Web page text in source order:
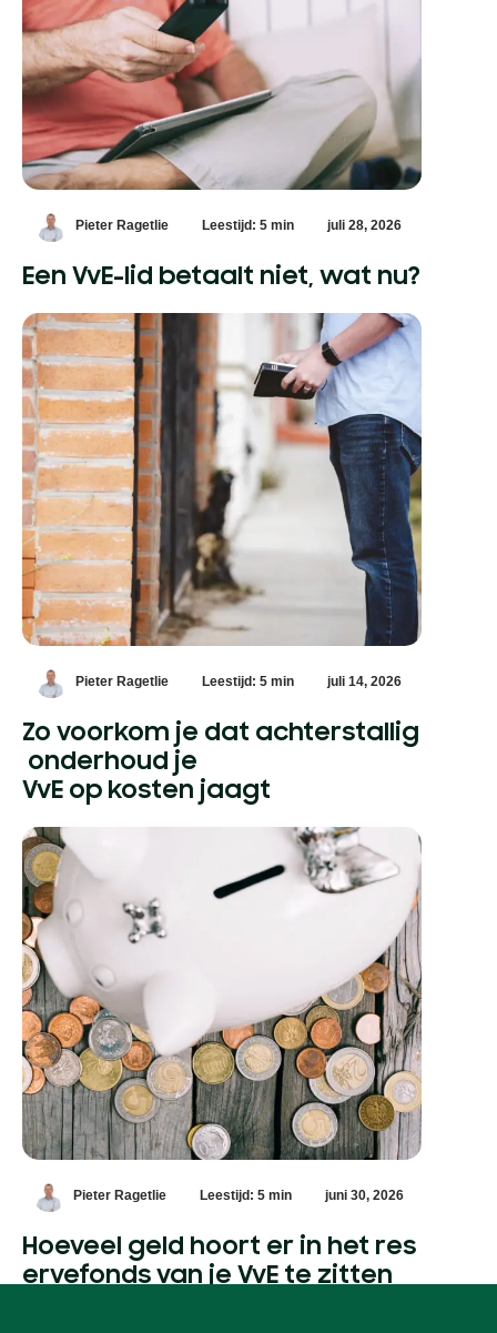
Pieter Ragetlie Leestijd: 5 min juli 28, 2026
Een VvE-lid betaalt niet, wat nu?
Pieter Ragetlie Leestijd: 5 min juli 14, 2026
Zo voorkom je dat achterstallig
onderhoud je
VvE op kosten jaagt
Pieter Ragetlie Leestijd: 5 min juni 30, 2026
Hoeveel geld hoort er in het res
ervefonds van je VvE te zitten